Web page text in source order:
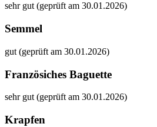
sehr gut (geprüft am 30.01.2026)
Semmel
gut (geprüft am 30.01.2026)
Französiches Baguette
sehr gut (geprüft am 30.01.2026)
Krapfen